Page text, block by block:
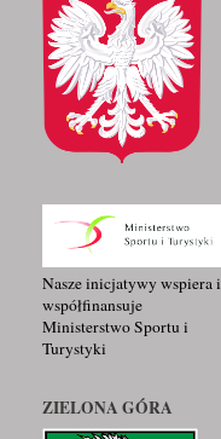
Nasze inicjatywy wspiera i
współfinansuje
Ministerstwo Sportu i
Turystyki
ZIELONA GÓRA